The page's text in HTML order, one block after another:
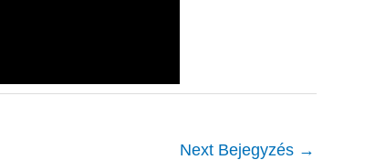
Next Bejegyzés →